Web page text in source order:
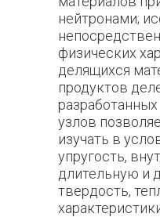
нейтронами;
физических
делящихся
продуктов
узлов
изучать в
упругость,
длительную и
твердость,